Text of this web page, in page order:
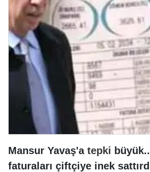
Mansur Yavaş'a tepki
faturaları çiftçiye inek